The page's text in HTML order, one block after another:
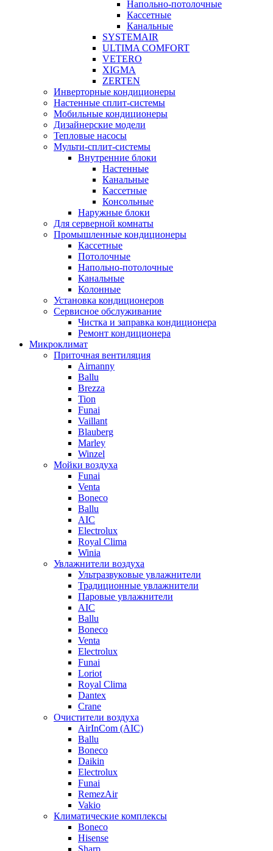
Напольно-потолочные
Кассетные
Канальные
SYSTEMAIR
ULTIMA COMFORT
VETERO
XIGMA
ZERTEN
Инверторные кондиционеры
Настенные сплит-системы
Мобильные кондиционеры
Дизайнерские модели
Тепловые насосы
Мульти-сплит-системы
Внутренние блоки
Настенные
Канальные
Кассетные
Консольные
Наружные блоки
Для серверной комнаты
Промышленные кондиционеры
Кассетные
Потолочные
Напольно-потолочные
Канальные
Колонные
Установка кондиционеров
Сервисное обслуживание
Чистка и заправка кондиционера
Ремонт кондиционера
Микроклимат
Приточная вентиляция
Airnanny
Ballu
Brezza
Tion
Funai
Vaillant
Blauberg
Marley
Winzel
Мойки воздуха
Funai
Venta
Boneco
Ballu
AIC
Electrolux
Royal Clima
Winia
Увлажнители воздуха
Ультразвуковые увлажнители
Традиционные увлажнители
Паровые увлажнители
AIC
Ballu
Boneco
Venta
Electrolux
Funai
Loriot
Royal Clima
Dantex
Crane
Очистители воздуха
AirInCom (AIC)
Ballu
Boneco
Daikin
Electrolux
Funai
RemezAir
Vakio
Климатические комплексы
Boneco
Hisense
Sharp